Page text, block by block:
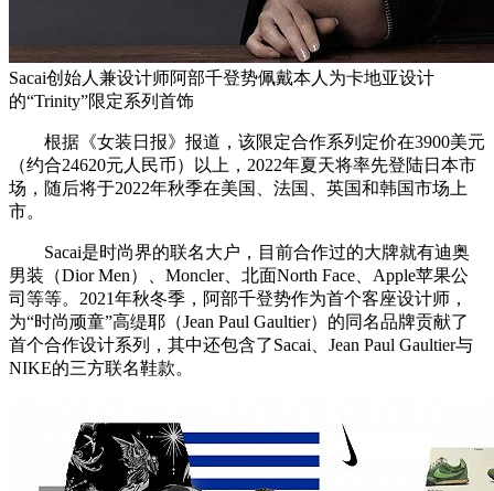
Sacai创始人兼设计师阿部千登势佩戴本人为卡地亚设计
的“Trinity”限定系列首饰
根据《女装日报》报道，该限定合作系列定价在3900美元
（约合24620元人民币）以上，2022年夏天将率先登陆日本市
场，随后将于2022年秋季在美国、法国、英国和韩国市场上
市。
Sacai是时尚界的联名大户，目前合作过的大牌就有迪奥
男装（Dior Men）、Moncler、北面North Face、Apple苹果公
司等等。2021年秋冬季，阿部千登势作为首个客座设计师，
为“时尚顽童”高缇耶（Jean Paul Gaultier）的同名品牌贡献了
首个合作设计系列，其中还包含了Sacai、Jean Paul Gaultier与
NIKE的三方联名鞋款。